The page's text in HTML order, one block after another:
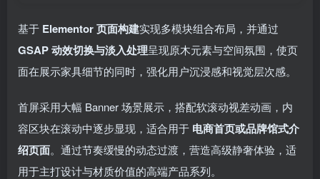
基于 Elementor 页面构建实现多模块组合布局，并通过
GSAP 动效切换与淡入处理呈现原木元素与空间氛围，使页
面在展示家具细节的同时，强化用户沉浸感和视觉层次感。
首屏采用大幅 Banner 场景展示，搭配软滚动视差动画，内
容区块在滚动中逐步显现，适合用于 电商首页或品牌馆式介
绍页面。通过节奏缓慢的动态过渡，营造高级静奢体验，适
用于主打设计与材质价值的高端产品系列。